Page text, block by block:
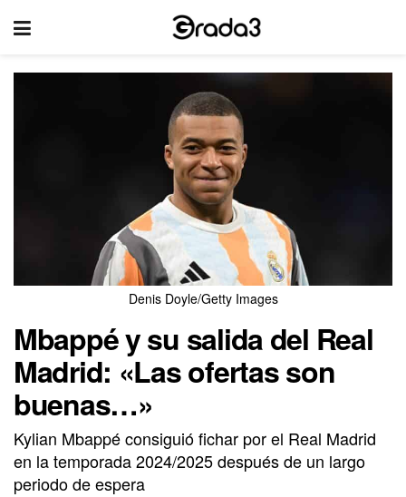
Denis Doyle/Getty Images
Mbappé y su salida del Real
Madrid: «Las ofertas son
buenas…»
Kylian Mbappé consiguió fichar por el Real Madrid
en la temporada 2024/2025 después de un largo
periodo de espera